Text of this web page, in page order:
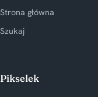
Strona główna
Szukaj
Pikselek